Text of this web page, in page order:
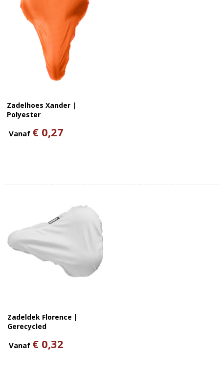
Zadelhoes Xander |
Polyester
Vanaf € 0,27
Zadeldek Florence |
Gerecycled
Vanaf € 0,32